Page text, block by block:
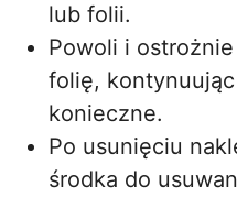
lub folii.
Powoli i
folię,
konieczne.
Po usunięciu
środka do